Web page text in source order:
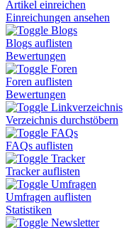
Artikel einreichen
Einreichungen ansehen
Blogs
Blogs auflisten
Bewertungen
Foren
Foren auflisten
Bewertungen
Linkverzeichnis
Verzeichnis durchstöbern
FAQs
FAQs auflisten
Tracker
Tracker auflisten
Umfragen
Umfragen auflisten
Statistiken
Newsletter